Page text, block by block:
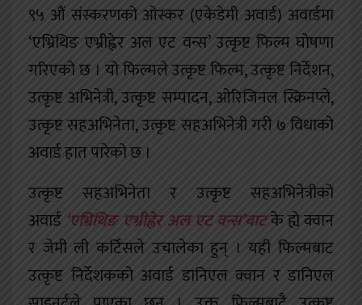
९५ औं संस्करणको ओस्कर (एकेडेमी अवार्ड) अवार्डमा
‘एभ्रिथिङ एभ्रीह्वेर अल एट वन्स’ उत्कृष्ट फिल्म घोषणा
गरिएको छ । यो फिल्मले उत्कृष्ट फिल्म, उत्कृष्ट निर्देशन,
उत्कृष्ट अभिनेत्री, उत्कृष्ट सम्पादन, ओरिजिनल स्क्रिनप्ले,
उत्कृष्ट सहअभिनेता, उत्कृष्ट सहअभिनेत्री गरी ७ विधाको
अवार्ड हात पारेको छ ।
उत्कृष्ट सहअभिनेता र उत्कृष्ट सहअभिनेत्रीको
अवार्ड ‘एभ्रिथिङ एभ्रीह्वेर अल एट वन्स’बाटके ह्ये क्वान
र जेमी ली कर्टिसले उचालेका हुन् । यही फिल्मबाट
उत्कृष्ट निर्देशकको अवार्ड डानिएल क्वान र डानिएल